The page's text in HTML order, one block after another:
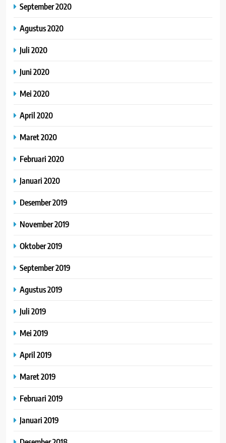
September 2020
Agustus 2020
Juli 2020
Juni 2020
Mei 2020
April 2020
Maret 2020
Februari 2020
Januari 2020
Desember 2019
November 2019
Oktober 2019
September 2019
Agustus 2019
Juli 2019
Mei 2019
April 2019
Maret 2019
Februari 2019
Januari 2019